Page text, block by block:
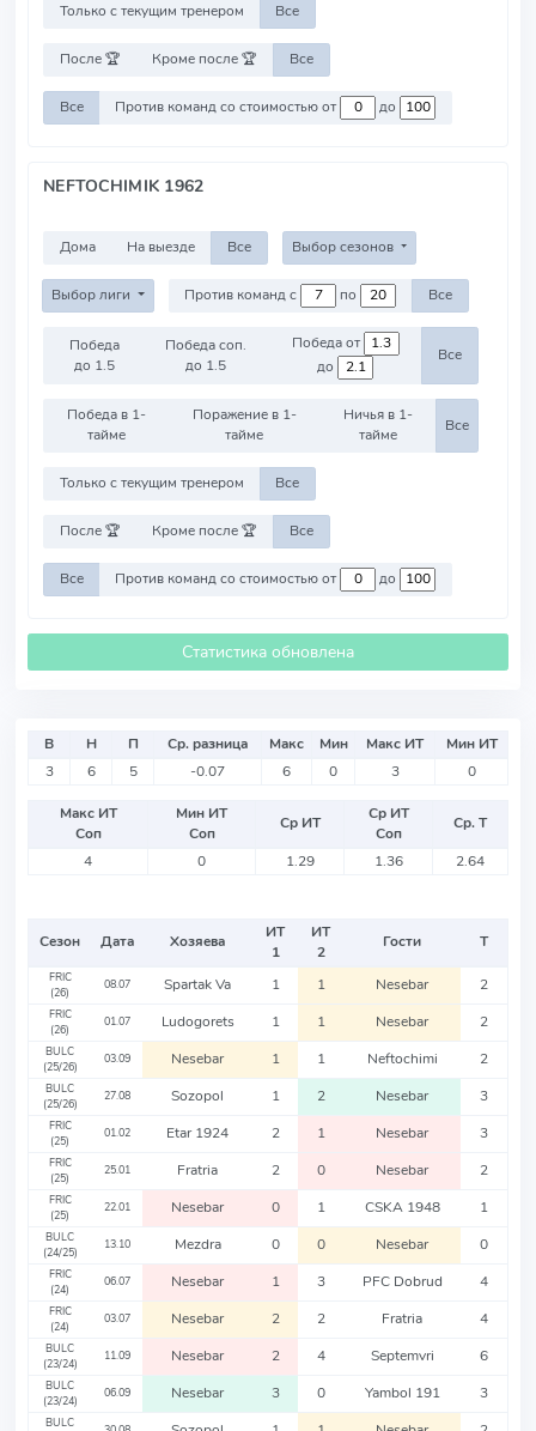
Только с текущим тренером Все
После 🏆 Кроме после 🏆 Все
Все Против команд со стоимостью от до
NEFTOCHIMIK 1962
Дома На выезде Все Выбор сезонов
Выбор лиги Против команд с по Все
Победа
до 1.5
Победа соп.
до 1.5
Победа от
до
Все
Победа в 1-
тайме
Поражение в 1-
тайме
Ничья в 1-
тайме
Все
Только с текущим тренером Все
После 🏆 Кроме после 🏆 Все
Все Против команд со стоимостью от до
Статистика обновлена
В Н П Ср. разница Макс Мин Макс ИТ
Мин ИТ
3
6 5 -0.07 6 0 3 0
Макс ИТ
Соп
Мин ИТ
Соп
Ср ИТ
Ср ИТ
Соп
Ср. Т
4
0 1.29 1.36 2.64
Сезон Дата Хозяева
ИТ
1
ИТ
2
Гости Т
FRIC
(26)
08.07 Spartak Va 1 1 Nesebar 2
FRIC
(26)
01.07 Ludogorets 1 1 Nesebar 2
BULC
(25/26)
03.09 Nesebar 1 1 Neftochimi 2
BULC
(25/26)
27.08 Sozopol 1 2 Nesebar 3
FRIC
(25)
01.02 Etar 1924 2 1 Nesebar 3
FRIC
(25)
25.01 Fratria 2 0 Nesebar 2
FRIC
(25)
22.01 Nesebar 0 1 CSKA 1948 1
BULC
(24/25)
13.10 Mezdra 0 0 Nesebar 0
FRIC
(24)
06.07 Nesebar 1 3 PFC Dobrud 4
FRIC
(24)
03.07 Nesebar 2 2 Fratria 4
BULC
(23/24)
11.09 Nesebar 2 4 Septemvri 6
BULC
(23/24)
06.09 Nesebar 3 0 Yambol 191 3
BULC